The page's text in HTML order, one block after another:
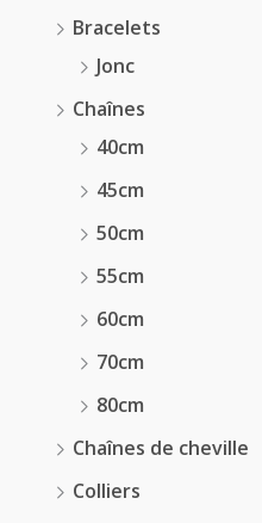
Bracelets
Jonc
Chaînes
40cm
45cm
50cm
55cm
60cm
70cm
80cm
Chaînes de cheville
Colliers